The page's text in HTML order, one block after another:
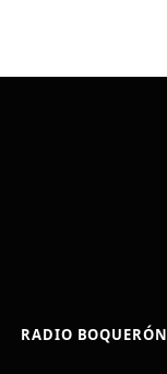
RADIO BOQUERÓN